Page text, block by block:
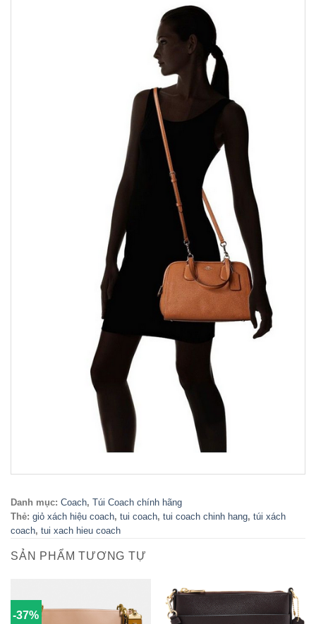
Danh mục: Coach, Túi Coach chính hãng
Thẻ: giỏ xách hiệu coach, tui coach, tui coach chinh hang, túi xách
coach, tui xach hieu coach
SẢN PHẨM TƯƠNG TỰ
-37%